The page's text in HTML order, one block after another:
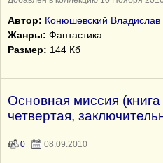
Автор: Конюшевский Владислав
Жанры: Фантастика
Размер: 144 Кб
Основная миссия (книга
четвертая,
0 08.09.2010